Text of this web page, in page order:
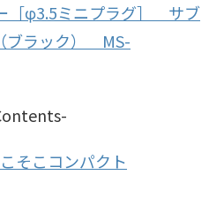
［φ3.5ミニプラグ］ サブ
ブラック） MS-
そこコンパクト